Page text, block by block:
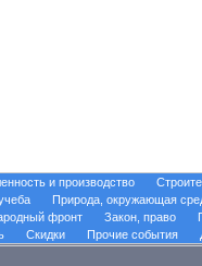
и производство
Природа, окружающая
фронт Закон, право
Скидки Прочие события